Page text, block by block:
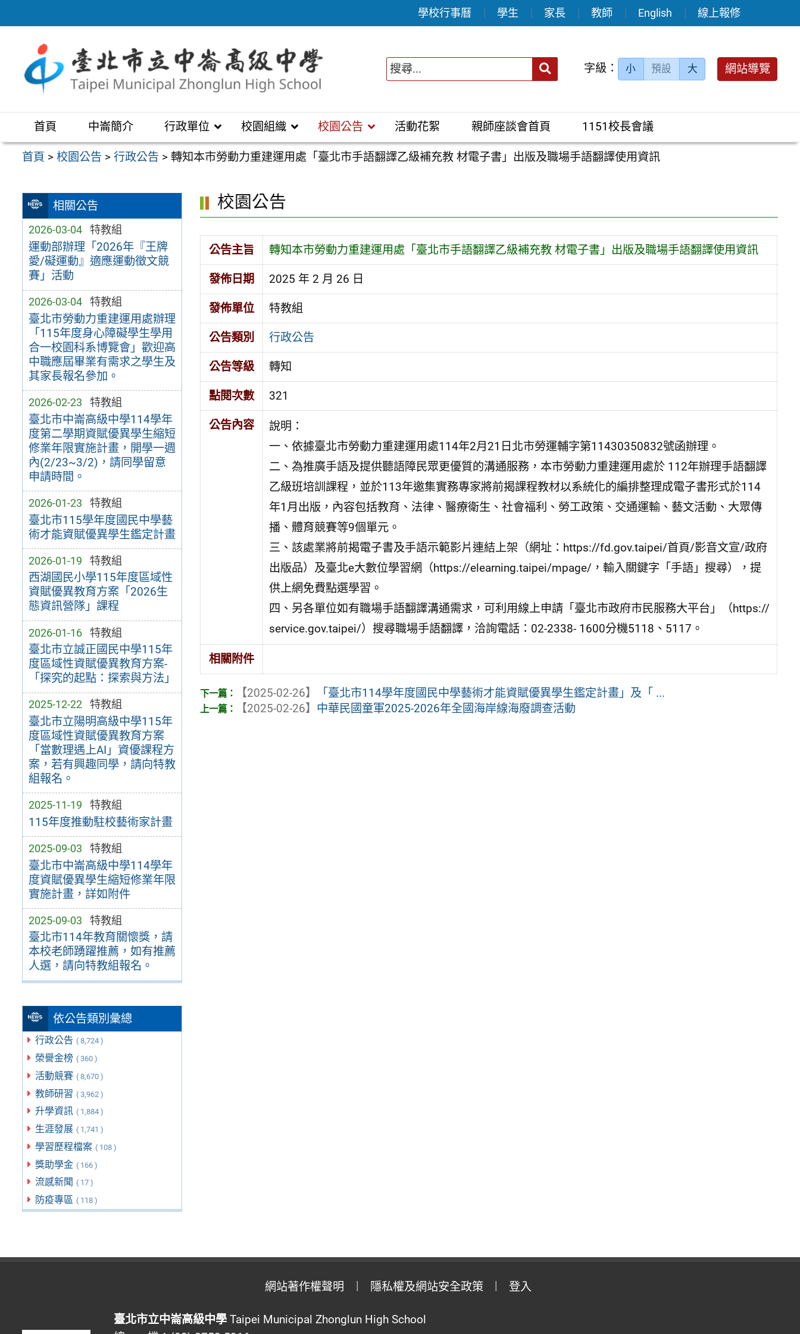
至
區
學校行事曆 學生 家長 教師 English 線上報修
送出 字級： 小 預設 大 網站導覽
首頁 中崙簡介 行政單位 校園組織 校園公告 活動花絮 親師座談會首頁 1151校長會議
首頁 >校園公告 >行政公告 >轉知本市勞動力重建運用處「臺北市手語翻譯乙級補充教 材電子書」出版及職場手語翻譯使用資訊
相關公告
2026-03-04 特教組
運動部辦理「2026年『王牌
愛/礙運動』適應運動徵文競
賽」活動
2026-03-04 特教組
臺北市勞動力重建運用處辦理
「115年度身心障礙學生學用
合一校園科系博覽會」歡迎高
中職應屆畢業有需求之學生及
其家長報名參加。
2026-02-23 特教組
臺北市中崙高級中學114學年
度第二學期資賦優異學生縮短
修業年限實施計畫，開學一週
內(2/23~3/2)，請同學留意
申請時間。
2026-01-23 特教組
臺北市115學年度國民中學藝
術才能資賦優異學生鑑定計畫
2026-01-19 特教組
西湖國民小學115年度區域性
資賦優異教育方案「2026生
態資訊營隊」課程
2026-01-16 特教組
臺北市立誠正國民中學115年
度區域性資賦優異教育方案-
「探究的起點：探索與方法」
2025-12-22 特教組
臺北市立陽明高級中學115年
度區域性資賦優異教育方案
「當數理遇上AI」資優課程方
案，若有興趣同學，請向特教
組報名。
2025-11-19 特教組
115年度推動駐校藝術家計畫
2025-09-03 特教組
臺北市中崙高級中學114學年
度資賦優異學生縮短修業年限
實施計畫，詳如附件
2025-09-03 特教組
臺北市114年教育關懷獎，請
本校老師踴躍推薦，如有推薦
人選，請向特教組報名。
依公告類別彙總
行政公告 ( 8,724 )
榮譽金榜 ( 360 )
活動競賽 ( 8,670 )
教師研習 ( 3,962 )
升學資訊 ( 1,884 )
生涯發展 ( 1,741 )
學習歷程檔案 ( 108 )
獎助學金 ( 166 )
流感新聞 ( 17 )
防疫專區 ( 118 )
校園公告
公告主旨 轉知本市勞動力重建運用處「臺北市手語翻譯乙級補充教 材電子書」出版及職場手語翻譯使用資訊
發佈日期 2025 年 2 月 26 日
發佈單位 特教組
公告類別 行政公告
公告等級 轉知
點閱次數 321
公告內容
說明：
一、依據臺北市勞動力重建運用處114年2月21日北市勞運輔字第11430350832號函辦理。
二、為推廣手語及提供聽語障民眾更優質的溝通服務，本市勞動力重建運用處於 112年辦理手語翻譯
乙級班培訓課程，並於113年邀集實務專家將前揭課程教材以系統化的編排整理成電子書形式於114
年1月出版，內容包括教育、法律、醫療衛生、社會福利、勞工政策、交通運輸、藝文活動、大眾傳
播、體育競賽等9個單元。
三、該處業將前揭電子書及手語示範影片連結上架（網址：https://fd.gov.taipei/首頁/影音文宣/政府
出版品）及臺北e大數位學習網（https://elearning.taipei/mpage/，輸入關鍵字「手語」搜尋），提
供上網免費點選學習。
四、另各單位如有職場手語翻譯溝通需求，可利用線上申請「臺北市政府市民服務大平台」（https://
service.gov.taipei/）搜尋職場手語翻譯，洽詢電話：02-2338- 1600分機5118、5117。
相關附件
【2025-02-26】
「臺北市114學年度國民中學藝術才能資賦優異學生鑑定計畫」及「 ...
【2025-02-26】 中華民國童軍2025-2026年全國海岸線海廢調查活動
網站著作權聲明 隱私權及網站安全政策 登入
臺北市立中崙高級中學Taipei Municipal Zhonglun High School